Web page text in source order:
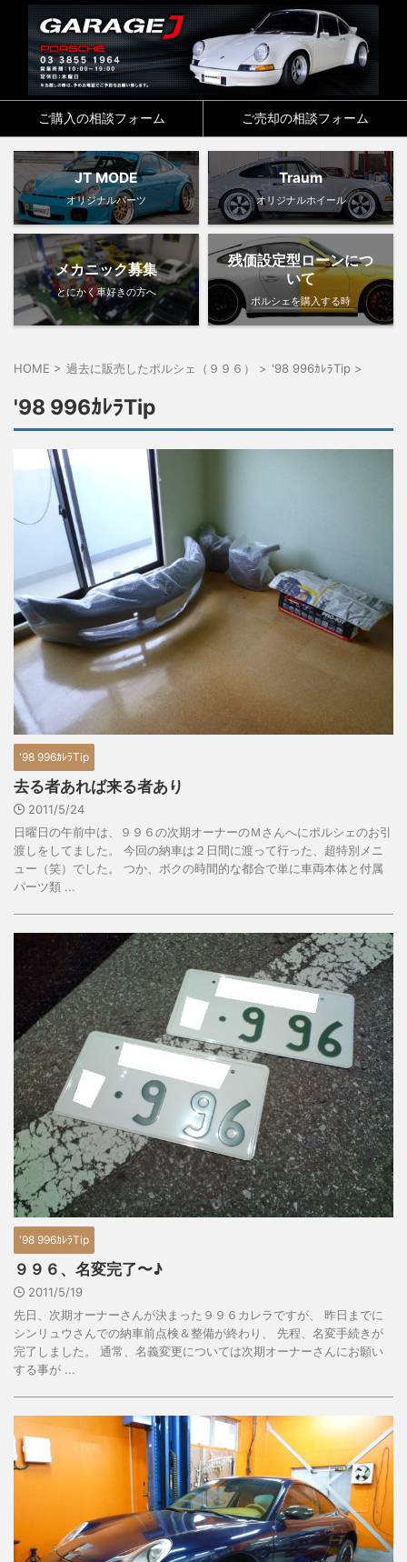
ご購入の相談フォーム ご売却の相談フォーム
JT MODE
オリジナルパーツ
Traum
オリジナルホイール
メカニック募集
とにかく車好きの方へ
残価設定型ローンにつ
いて
ポルシェを購入する時
HOME > 過去に販売したポルシェ（９９６） > '98 996ｶﾚﾗTip >
'98 996ｶﾚﾗTip
'98 996ｶﾚﾗTip
去る者あれば来る者あり
2011/5/24
日曜日の午前中は、９９６の次期オーナーのＭさんへにポルシェのお引
渡しをしてました。 今回の納車は２日間に渡って行った、超特別メニ
ュー（笑）でした。 つか、ボクの時間的な都合で単に車両本体と付属
パーツ類 ...
'98 996ｶﾚﾗTip
９９６、名変完了〜♪
2011/5/19
先日、次期オーナーさんが決まった９９６カレラですが、 昨日までに
シンリュウさんでの納車前点検＆整備が終わり、 先程、名変手続きが
完了しました。 通常、名義変更については次期オーナーさんにお願い
する事が ...